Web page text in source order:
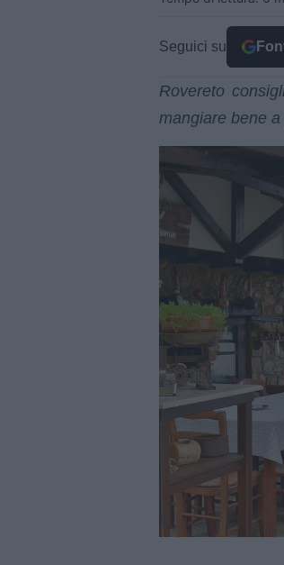
Seguici su
Rovereto
mangiare bene